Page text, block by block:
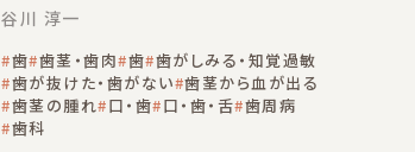
谷川 淳一
歯 歯茎・歯肉 歯 歯がしみる・知覚過敏
歯が抜けた・歯がない 歯茎から血が出る
歯茎の腫れ 口・歯 口・歯・舌 歯周病
歯科